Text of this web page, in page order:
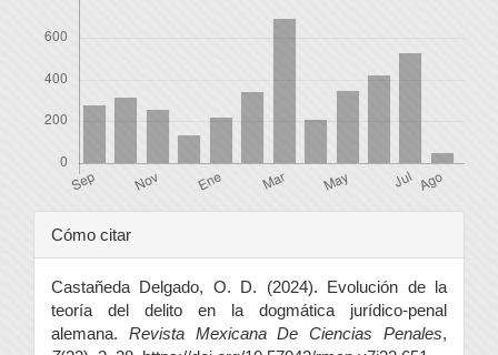
Detalles
del
artículo
Cómo citar
Castañeda Delgado, O. D. (2024). Evolución de la
teoría del delito en la dogmática jurídico-penal
alemana. Revista Mexicana De Ciencias Penales,